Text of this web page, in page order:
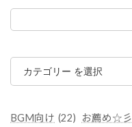
カ
ゴ
ー
BGM向け (22) お薦め☆彡